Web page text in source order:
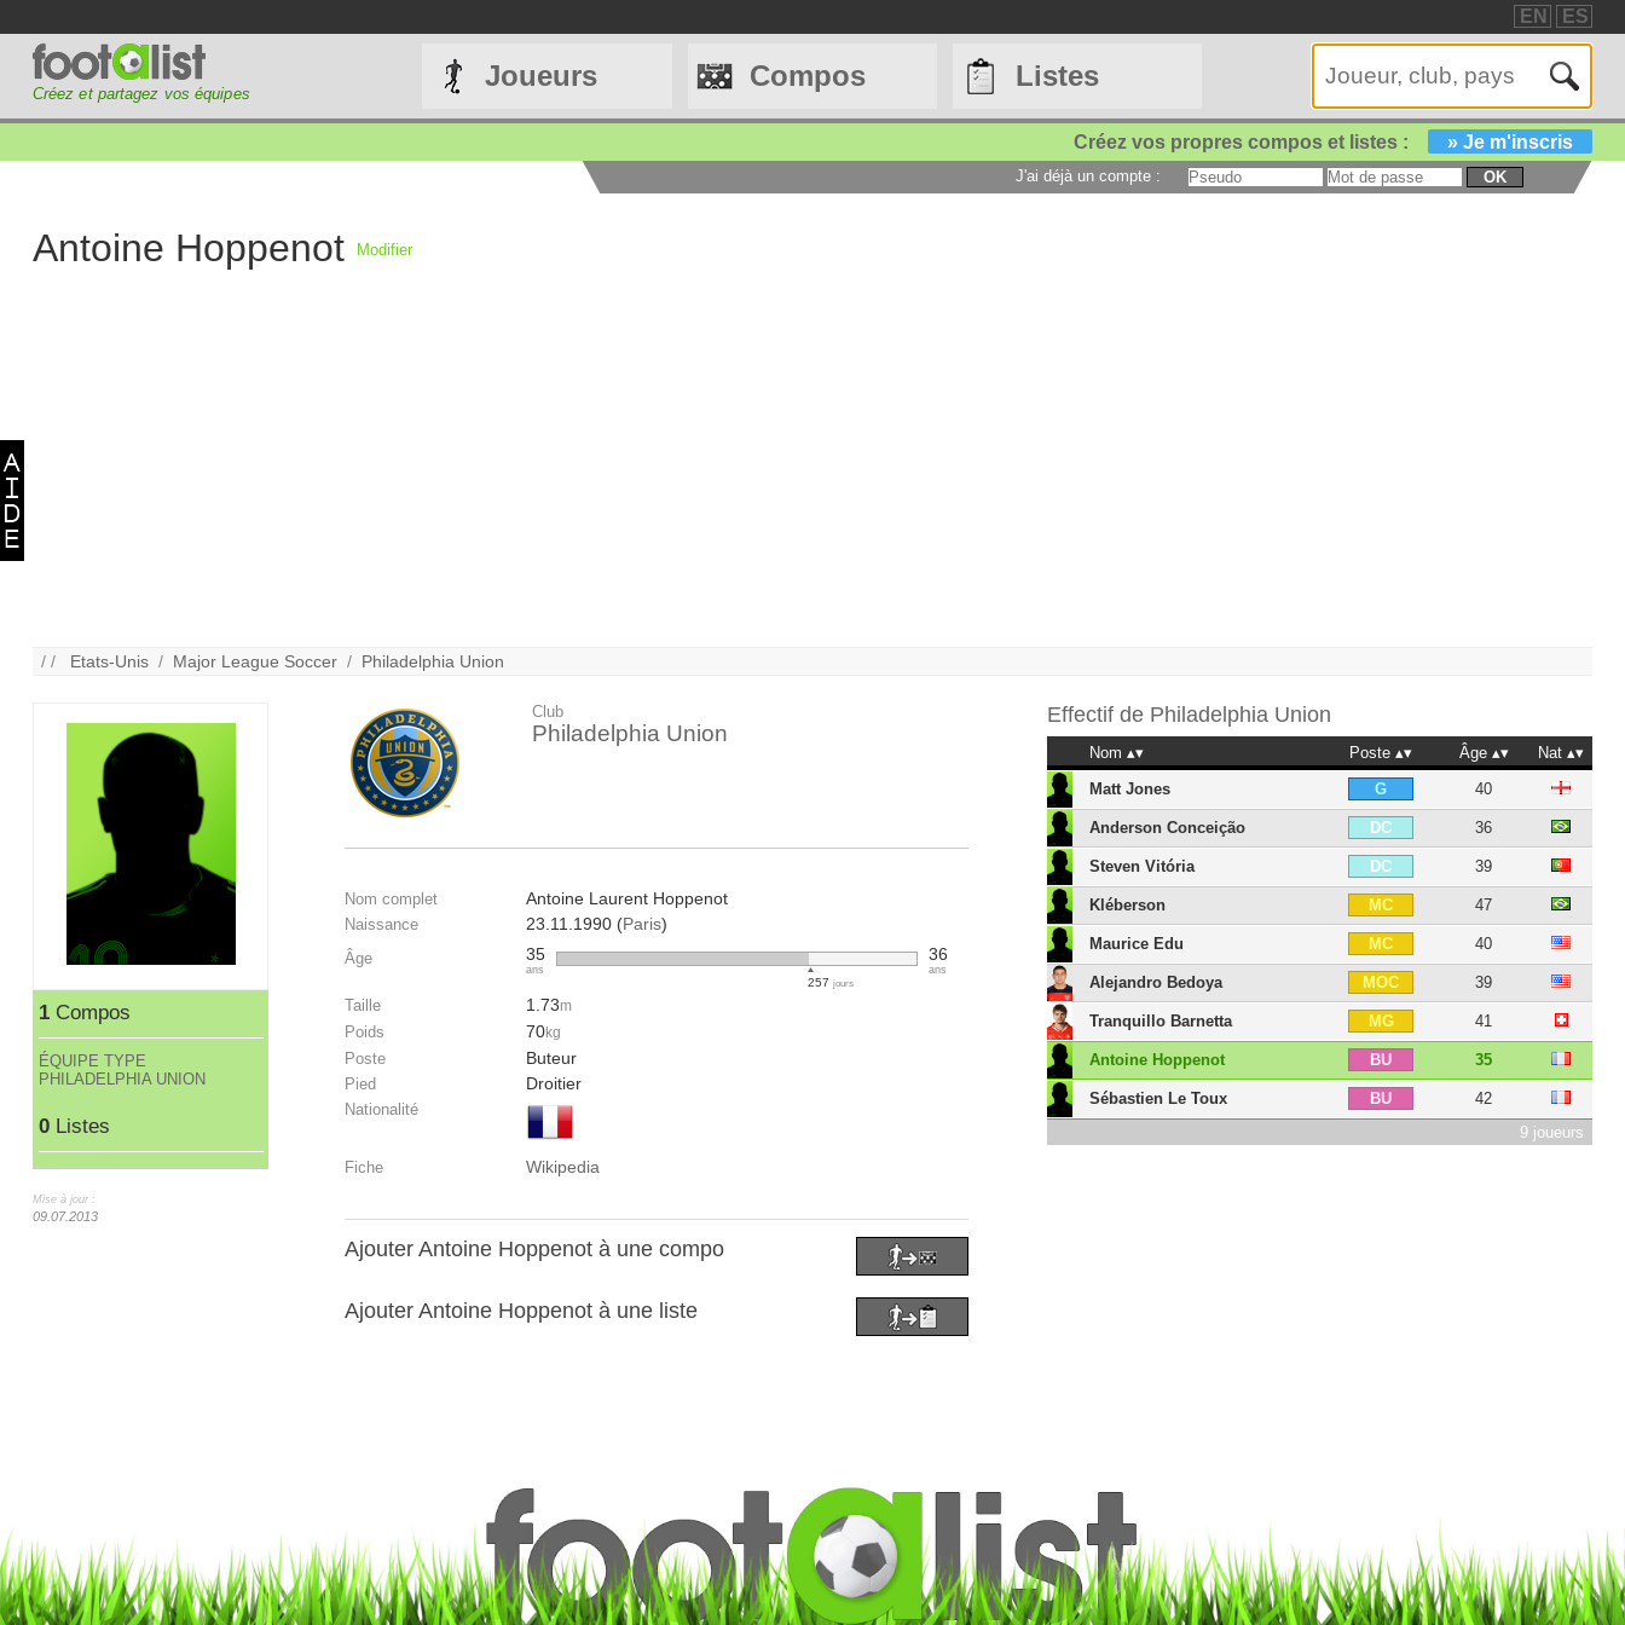
EN ES
Créez et partagez vos équipes
Joueurs Compos Listes
Créez vos propres compos et listes : » Je m'inscris
J'ai déjà un compte : OK
Antoine Hoppenot Modifier
/ / Etats-Unis / Major League Soccer / Philadelphia Union
1Compos
ÉQUIPE TYPE
PHILADELPHIA UNION
0Listes
Mise à jour :
09.07.2013
Club
Philadelphia Union
Nom complet Antoine Laurent Hoppenot
Naissance 23.11.1990 (Paris)
Âge 35
ans
257jours
36
ans
Taille 1.73m
Poids 70kg
Poste Buteur
Pied Droitier
Nationalité
Fiche Wikipedia
Ajouter Antoine Hoppenot à une compo
Ajouter Antoine Hoppenot à une liste
Effectif de Philadelphia Union
Nom Poste Âge
Nat
Matt Jones
G 40
Anderson Conceição DC 36
Steven Vitória DC 39
Kléberson MC 47
Maurice Edu MC 40
Alejandro Bedoya MOC 39
Tranquillo Barnetta MG 41
Antoine Hoppenot BU 35
Sébastien Le Toux BU
42
9 joueurs